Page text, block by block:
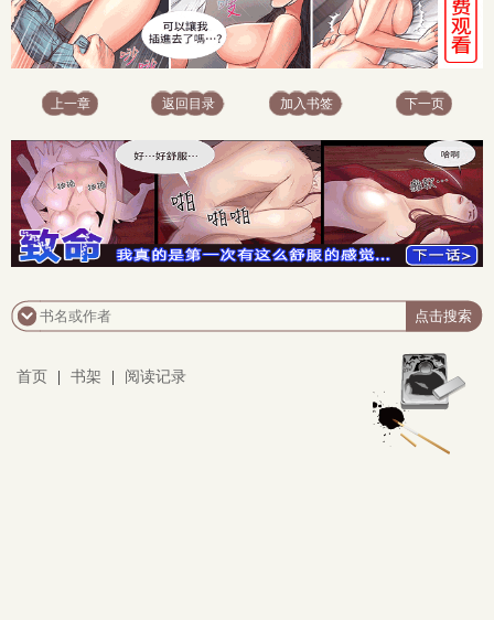
上一章 返回目录 加入书签 下一页
首页 书架 阅读记录